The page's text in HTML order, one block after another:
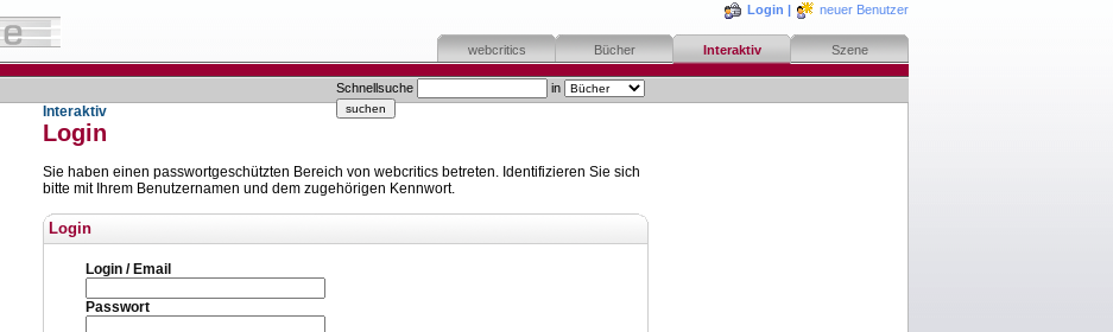
Login | neuer Benutzer
webcritics Bücher Interaktiv Szene
Schnellsuche in
Interaktiv
Login
Sie haben einen passwortgeschützten Bereich von webcritics betreten. Identifizieren Sie sich
bitte mit Ihrem Benutzernamen und dem zugehörigen Kennwort.
Login
Login / Email
Passwort